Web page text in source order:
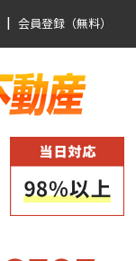
|会員登録（無料）